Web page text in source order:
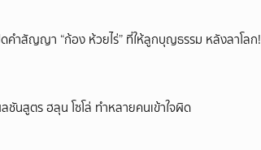
ำสัญญา “ก้อง ห้วยไร่” ที่ให้ลูกบุญธรรม หลังลาโลก!
ชันสูตร ฮลุน โซโล่ ทำหลายคนเข้าใจผิด